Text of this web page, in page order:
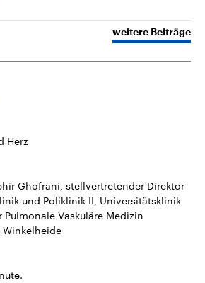
weitere Beiträge
Herz
Ghofrani, stellvertretender Direktor
und Poliklinik II, Universitätsklinik
Pulmonale Vaskuläre Medizin